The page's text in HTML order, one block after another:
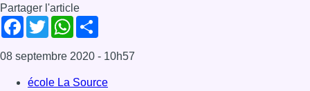
Partager l'article
Facebook
TwitterWhatsApp
08 septembre 2020 - 10h57
école La Source